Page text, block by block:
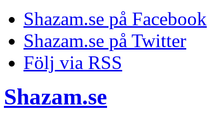
Shazam.se på Facebook
Shazam.se på Twitter
Följ via RSS
Shazam.se